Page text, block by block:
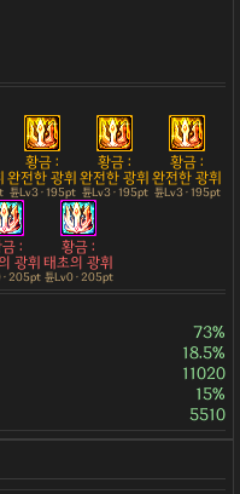
황금 :
완전한 광휘
튠Lv3 · 195pt
황금 :
완전한 광휘
튠Lv3 · 195pt
황금 :
완전한 광휘
튠Lv3 · 195pt
:
광휘
· 205pt
황금 :
태초의 광휘
튠Lv0 · 205pt
73%
18.5%
11020
15%
5510